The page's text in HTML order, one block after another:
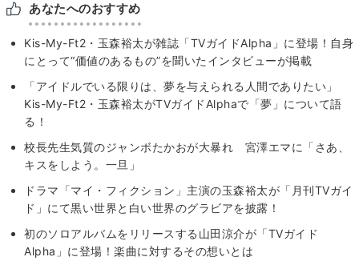
あなたへのおすすめ
Kis-My-Ft2・玉森裕太が雑誌「TVガイドAlpha」に登場！自身
にとって“価値のあるもの”を聞いたインタビューが掲載
「アイドルでいる限りは、夢を与えられる人間でありたい」
Kis-My-Ft2・玉森裕太がTVガイドAlphaで「夢」について語
る！
校長先生気質のジャンボたかおが大暴れ 宮澤エマに「さあ、
キスをしよう。一旦」
ドラマ「マイ・フィクション」主演の玉森裕太が「月刊TVガイ
ド」にて黒い世界と白い世界のグラビアを披露！
初のソロアルバムをリリースする山田涼介が「TVガイド
Alpha」に登場！楽曲に対するその想いとは